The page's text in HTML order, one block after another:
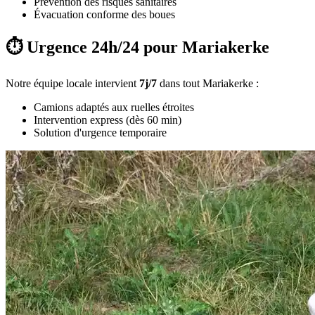
Évacuation conforme des boues
⏱️ Urgence 24h/24 pour Mariakerke
Notre équipe locale intervient 7j/7 dans tout Mariakerke :
Camions adaptés aux ruelles étroites
Intervention express (dès 60 min)
Solution d'urgence temporaire